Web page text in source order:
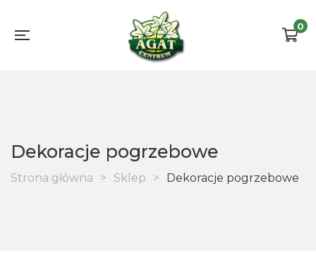
0
Dekoracje pogrzebowe
Strona główna > Sklep > Dekoracje pogrzebowe